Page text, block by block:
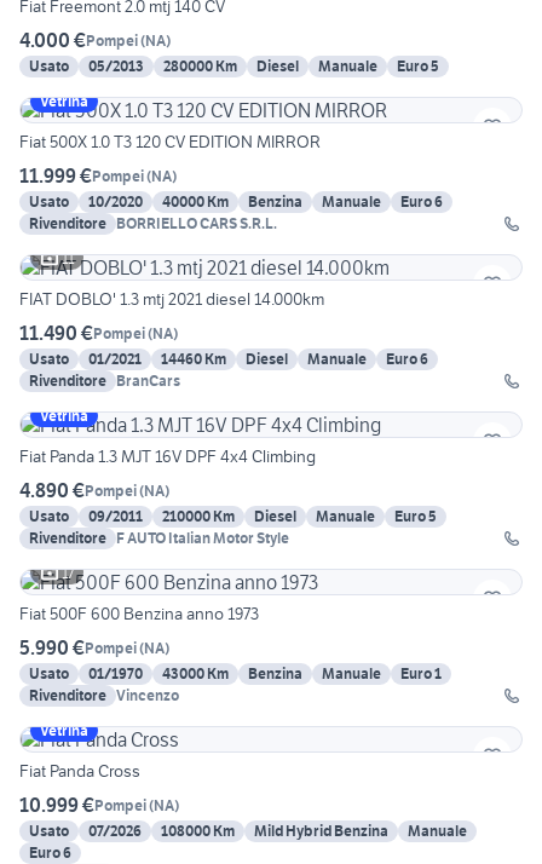
Fiat Freemont 2.0 mtj 140 CV
4.000 €Pompei(NA)
Usato
05/2013 280000 Km Diesel Manuale
Euro 5
Vetrina
Fiat 500X 1.0 T3 120 CV EDITION MIRROR
11.999 €Pompei(NA)
Usato
10/2020 40000 Km Benzina Manuale
Euro 6
Rivenditore BORRIELLO CARS S.R.L.
11
FIAT DOBLO' 1.3 mtj 2021 diesel 14.000km
11.490 €Pompei(NA)
Usato
01/2021 14460 Km Diesel Manuale
Euro 6
Rivenditore BranCars
Vetrina
Fiat Panda 1.3 MJT 16V DPF 4x4 Climbing
4.890 €Pompei(NA)
Usato
09/2011 210000 Km Diesel Manuale
Euro 5
Rivenditore F AUTO Italian Motor Style
17
Fiat 500F 600 Benzina anno 1973
5.990 €Pompei(NA)
Usato
01/1970 43000 Km Benzina Manuale
Euro 1
Rivenditore Vincenzo
Vetrina
Fiat Panda Cross
10.999 €Pompei(NA)
Usato
07/2026 108000 Km Mild Hybrid Benzina
Manuale
Euro 6